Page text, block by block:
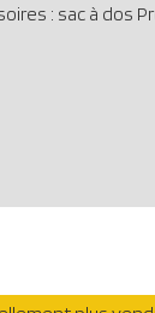
: sac à dos